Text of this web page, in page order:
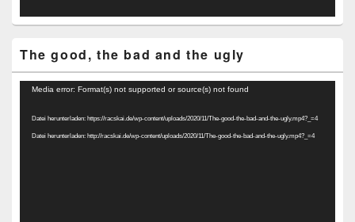
The good, the bad and the ugly
Video-
Media error: Format(s) not supported or source(s) not found
Datei herunterladen: https://racskai.de/wp-content/uploads/2020/11/The-good-the-bad-and-the-ugly.mp4?_=4
Datei herunterladen: http://racskai.de/wp-content/uploads/2020/11/The-good-the-bad-and-the-ugly.mp4?_=4